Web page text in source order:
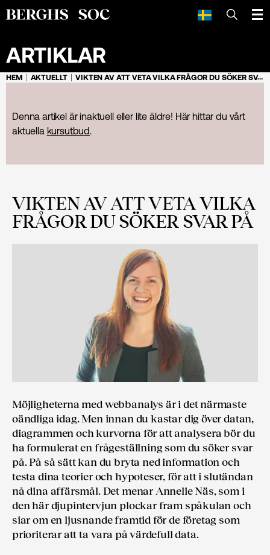
SÖK
ARTIKLAR
HEM AKTUELLT VIKTEN AV ATT VETA VILKA FRÅGOR DU SÖKER SVAR PÅ
Denna artikel är inaktuell eller lite äldre! Här hittar du vårt
aktuella kursutbud.
VIKTEN AV ATT VETA VILKA
FRÅGOR DU SÖKER SVAR PÅ
Möjligheterna med webbanalys är i det närmaste
oändliga idag. Men innan du kastar dig över datan,
diagrammen och kurvorna för att analysera bör du
ha formulerat en frågeställning som du söker svar
på. På så sätt kan du bryta ned information och
testa dina teorier och hypoteser, för att i slutändan
nå dina affärsmål. Det menar Annelie Näs, som i
den här djupintervjun plockar fram spåkulan och
siar om en ljusnande framtid för de företag som
prioriterar att ta vara på värdefull data.